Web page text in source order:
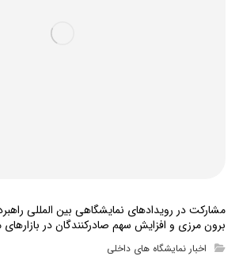
مشارکت در رویدادهای نمایشگاهی بین المللی
برون مرزی و افزایش سهم صادرکنندگان در
اخبار نمایشگاه های داخلی